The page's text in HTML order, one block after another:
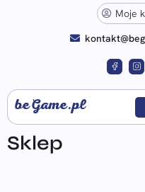
Moje
beGame.pl
Sklep